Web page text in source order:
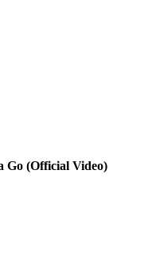
Go (Official Video)